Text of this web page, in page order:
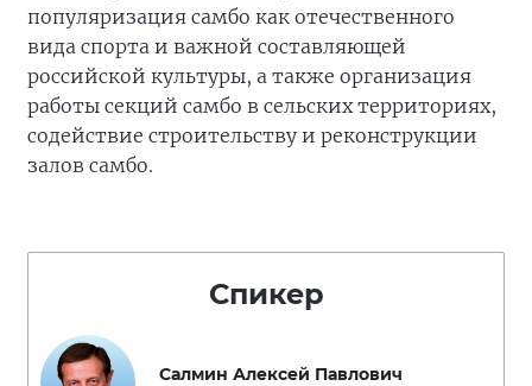
популяризация самбо как отечественного
вида спорта и важной составляющей
российской культуры, а также организация
работы секций самбо в сельских территориях,
содействие строительству и реконструкции
залов самбо.
Спикер
Салмин Алексей Павлович